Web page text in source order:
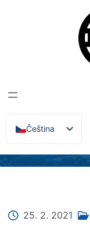
Čeština
English
25. 2. 2021